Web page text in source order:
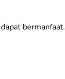
dapat bermanfaat.